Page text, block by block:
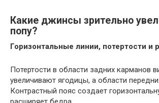
Какие джинсы зрительно
попу?
Горизонтальные линии, потертости
Потертости в области задних карманов
увеличивают ягодицы, а области
Контрастный пояс создает